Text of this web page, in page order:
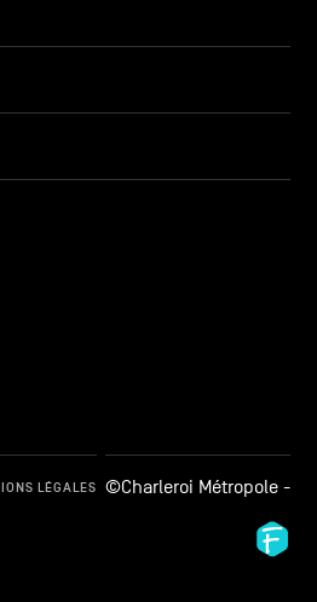
LÉGALES ©Charleroi Métropole -